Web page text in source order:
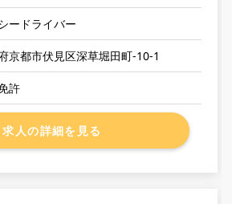
ードライバー
京都市伏見区深草堀田町-10-1
許
求人の詳細を見る